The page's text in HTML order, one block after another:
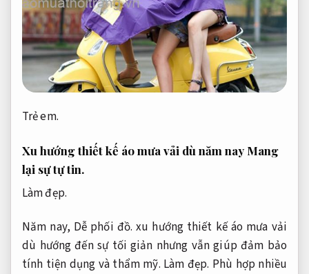
Trẻ em.
Xu hướng thiết kế áo mưa vải dù năm nay Mang
lại sự tự tin.
Làm đẹp.
Năm nay, Dễ phối đồ. xu hướng thiết kế áo mưa vải
dù hướng đến sự tối giản nhưng vẫn giúp đảm bảo
tính tiện dụng và thẩm mỹ. Làm đẹp. Phù hợp nhiều